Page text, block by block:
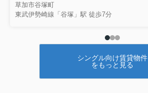
草加市谷塚町
東武伊勢崎線「谷塚」駅 徒歩7分
シングル向け賃貸物件
をもっと見る